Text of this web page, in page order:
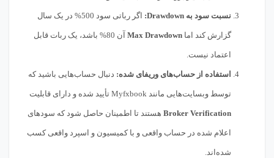
نسبت سود به Drawdown: اگر رباتی سود 500% در یک سال
گزارش کند اما Max Drawdown آن 80% باشد، یک ربات قابل
اعتماد نیست.
استفاده از حساب‌های وریفای شده: دنبال حساب‌هایی باشید که
توسط وبسایت‌هایی مانند Myfxbook تأیید شده و دارای قابلیت
Broker Verification هستند تا اطمینان حاصل شود که سودهای
اعلام شده در حساب واقعی و با کمیسیون و اسپرد واقعی کسب
شده‌اند.